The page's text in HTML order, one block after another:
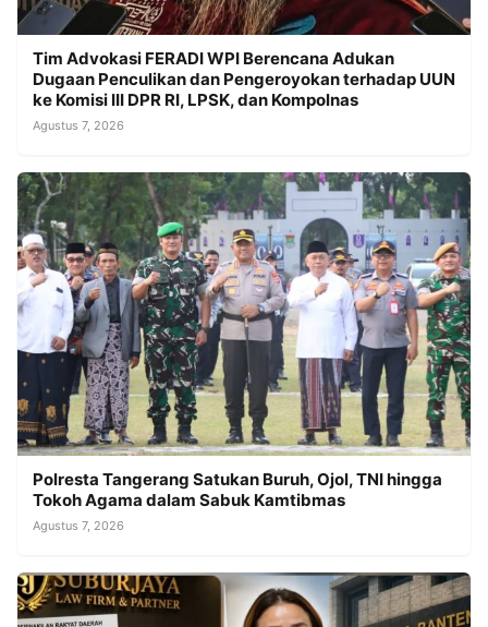
Tim Advokasi FERADI WPI Berencana Adukan
Dugaan Penculikan dan Pengeroyokan terhadap UUN
ke Komisi III DPR RI, LPSK, dan Kompolnas
Agustus 7, 2026
Polresta Tangerang Satukan Buruh, Ojol, TNI hingga
Tokoh Agama dalam Sabuk Kamtibmas
Agustus 7, 2026